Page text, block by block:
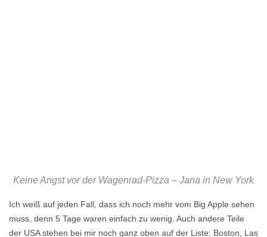
Keine Angst vor der Wagenrad-Pizza – Jana in New York
Ich weiß auf jeden Fall, dass ich noch mehr vom Big Apple sehen
muss, denn 5 Tage waren einfach zu wenig. Auch andere Teile
der USA stehen bei mir noch ganz oben auf der Liste: Boston, Las